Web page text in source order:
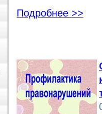
Подробнее >>